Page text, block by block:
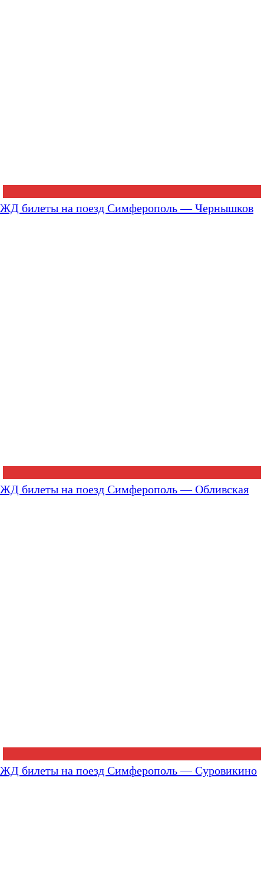
ЖД билеты на поезд Симферополь — Чернышков
ЖД билеты на поезд Симферополь — Обливская
ЖД билеты на поезд Симферополь — Суровикино